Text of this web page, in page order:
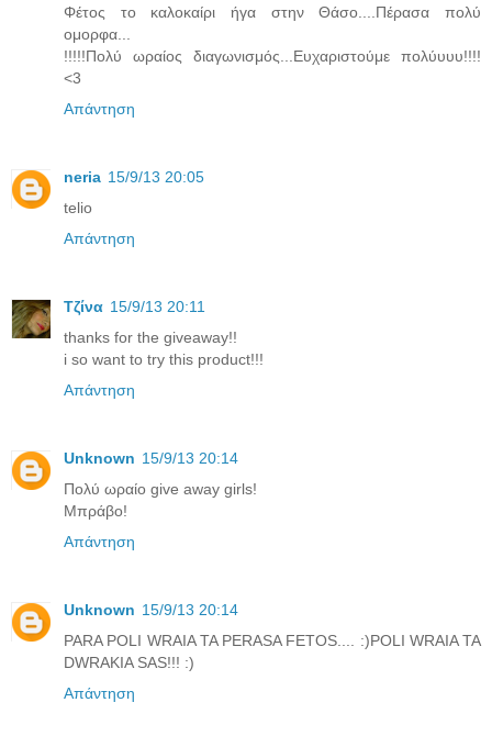
Φέτος το καλοκαίρι ήγα στην Θάσο....Πέρασα πολύ
ομορφα...
!!!!!Πολύ ωραίος διαγωνισμός...Ευχαριστούμε πολύυυυ!!!!
<3
Απάντηση
neria 15/9/13 20:05
telio
Απάντηση
Τζίνα 15/9/13 20:11
thanks for the giveaway!!
i so want to try this product!!!
Απάντηση
Unknown 15/9/13 20:14
Πολύ ωραίο give away girls!
Μπράβο!
Απάντηση
Unknown 15/9/13 20:14
PARA POLI WRAIA TA PERASA FETOS.... :)POLI WRAIA TA
DWRAKIA SAS!!! :)
Απάντηση